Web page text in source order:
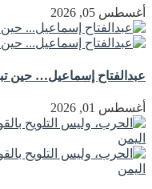
أغسطس 05, 2026
عبدالفتاح إسماعيل… حين
أغسطس 01, 2026